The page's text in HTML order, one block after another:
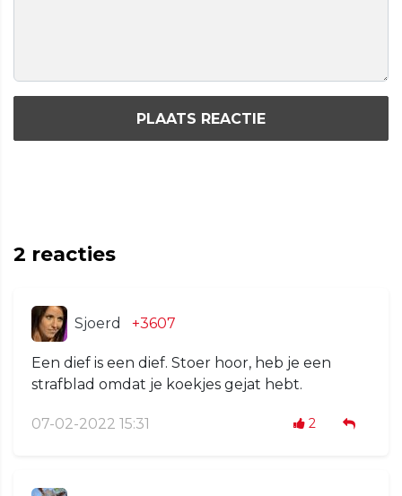
PLAATS REACTIE
2 reacties
Sjoerd +3607
Een dief is een dief. Stoer hoor, heb je een
strafblad omdat je koekjes gejat hebt.
07-02-2022 15:31 2